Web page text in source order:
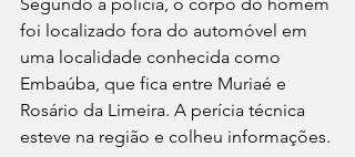
foi localizado fora do automóvel em
uma localidade conhecida como
Embaúba, que fica entre Muriaé e
Rosário da Limeira. A perícia técnica
esteve na região e colheu informações.